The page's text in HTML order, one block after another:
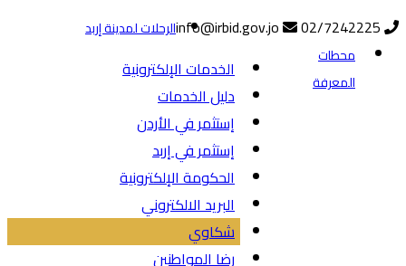
الخدمات الإلكترونية
دليل الخدمات
إستثمر في الأردن
إستثمر في إربد
الحكومة الإلكترونية
البريد الالكتروني
شكاوي
رضا المواطنين
الرحلات لمدينة إربد
محطات
المعرفة